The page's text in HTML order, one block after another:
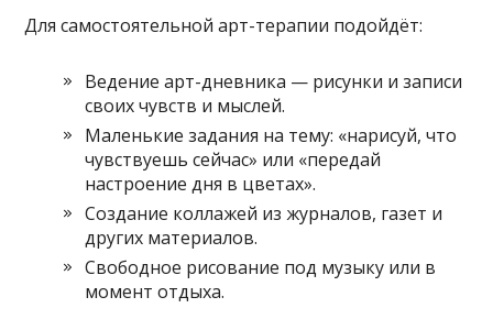
Для самостоятельной арт-терапии подойдёт:
Ведение арт-дневника — рисунки и записи
своих чувств и мыслей.
Маленькие задания на тему: «нарисуй, что
чувствуешь сейчас» или «передай
настроение дня в цветах».
Создание коллажей из журналов, газет и
других материалов.
Свободное рисование под музыку или в
момент отдыха.